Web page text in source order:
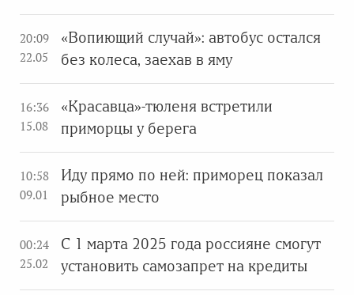
20:09
22.05
«Вопиющий случай»: автобус остался
без колеса, заехав в яму
16:36
15.08
«Красавца»-тюленя встретили
приморцы у берега
10:58
09.01
Иду прямо по ней: приморец показал
рыбное место
00:24
25.02
С 1 марта 2025 года россияне смогут
установить самозапрет на кредиты